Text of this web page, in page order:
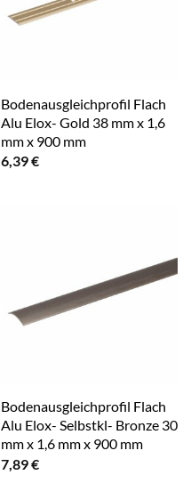
Bodenausgleichprofil Flach
Alu Elox- Gold 38 mm x 1,6
mm x 900 mm
6,39€
Bodenausgleichprofil Flach
Alu Elox- Selbstkl- Bronze 30
mm x 1,6 mm x 900 mm
7,89€